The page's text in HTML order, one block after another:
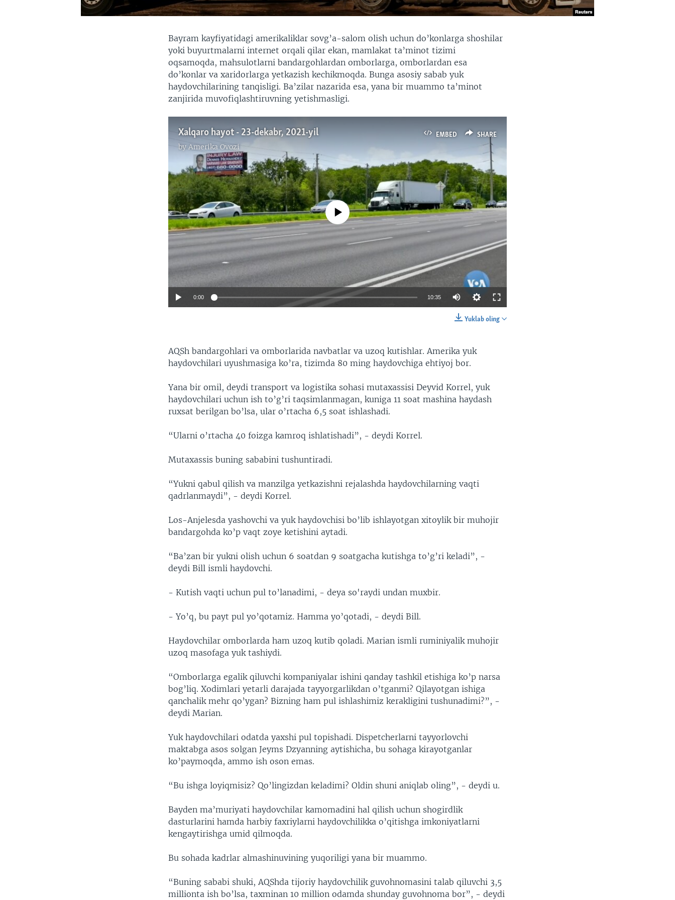
Bayram kayfiyatidagi amerikaliklar sovg’a-salom olish uchun do’konlarga shoshilar
yoki buyurtmalarni internet orqali qilar ekan, mamlakat ta’minot tizimi
oqsamoqda, mahsulotlarni bandargohlardan omborlarga, omborlardan esa
do’konlar va xaridorlarga yetkazish kechikmoqda. Bunga asosiy sabab yuk
haydovchilarining tanqisligi. Ba’zilar nazarida esa, yana bir muammo ta’minot
zanjirida muvofiqlashtiruvning yetishmasligi.
EMBED SHARE
Xalqaro hayot - 23-dekabr, 2021-yil
byAmerika Ovozi
No media source currently available
0:00 10:35
Yuklab oling
AQSh bandargohlari va omborlarida navbatlar va uzoq kutishlar. Amerika yuk
haydovchilari uyushmasiga ko’ra, tizimda 80 ming haydovchiga ehtiyoj bor.
Yana bir omil, deydi transport va logistika sohasi mutaxassisi Deyvid Korrel, yuk
haydovchilari uchun ish to’g’ri taqsimlanmagan, kuniga 11 soat mashina haydash
ruxsat berilgan bo’lsa, ular o’rtacha 6,5 soat ishlashadi.
“Ularni o’rtacha 40 foizga kamroq ishlatishadi”, - deydi Korrel.
Mutaxassis buning sababini tushuntiradi.
“Yukni qabul qilish va manzilga yetkazishni rejalashda haydovchilarning vaqti
qadrlanmaydi”, - deydi Korrel.
Los-Anjelesda yashovchi va yuk haydovchisi bo’lib ishlayotgan xitoylik bir muhojir
bandargohda ko’p vaqt zoye ketishini aytadi.
“Ba’zan bir yukni olish uchun 6 soatdan 9 soatgacha kutishga to’g’ri keladi”, -
deydi Bill ismli haydovchi.
- Kutish vaqti uchun pul to’lanadimi, - deya so'raydi undan muxbir.
- Yo’q, bu payt pul yo’qotamiz. Hamma yo’qotadi, - deydi Bill.
Haydovchilar omborlarda ham uzoq kutib qoladi. Marian ismli ruminiyalik muhojir
uzoq masofaga yuk tashiydi.
“Omborlarga egalik qiluvchi kompaniyalar ishini qanday tashkil etishiga ko’p narsa
bog’liq. Xodimlari yetarli darajada tayyorgarlikdan o’tganmi? Qilayotgan ishiga
qanchalik mehr qo’ygan? Bizning ham pul ishlashimiz kerakligini tushunadimi?”, -
deydi Marian.
Yuk haydovchilari odatda yaxshi pul topishadi. Dispetcherlarni tayyorlovchi
maktabga asos solgan Jeyms Dzyanning aytishicha, bu sohaga kirayotganlar
ko’paymoqda, ammo ish oson emas.
“Bu ishga loyiqmisiz? Qo’lingizdan keladimi? Oldin shuni aniqlab oling”, - deydi u.
Bayden ma’muriyati haydovchilar kamomadini hal qilish uchun shogirdlik
dasturlarini hamda harbiy faxriylarni haydovchilikka o’qitishga imkoniyatlarni
kengaytirishga umid qilmoqda.
Bu sohada kadrlar almashinuvining yuqoriligi yana bir muammo.
“Buning sababi shuki, AQShda tijoriy haydovchilik guvohnomasini talab qiluvchi 3,5
millionta ish bo’lsa, taxminan 10 million odamda shunday guvohnoma bor”, - deydi